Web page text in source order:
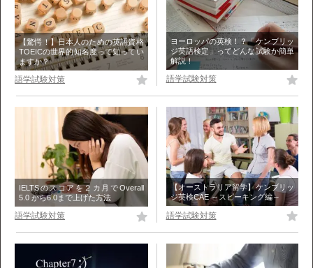
【驚愕！】日本人のための英語資格
TOEICの世界的知名度って知ってい
ますか？
語学試験対策
ヨーロッパの英検！？「ケンブリッ
ジ英語検定」ってどんな試験か簡単
解説！
語学試験対策
IELTSのスコアを２カ月でOverall
5.0 から6.0まで上げた方法
語学試験対策
【オーストラリア留学】ケンブリッ
ジ英検CAE ～スピーキング編～
語学試験対策